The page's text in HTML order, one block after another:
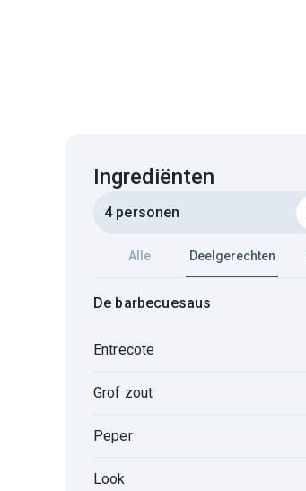
Ingrediënten
4 personen
Alle Deelgerechten
De barbecuesaus
Entrecote
Grof zout
Peper
Look